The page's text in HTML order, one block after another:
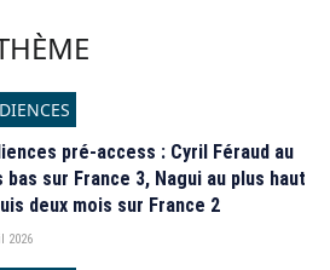
pré-access : Cyril Féraud au
bas sur France 3, Nagui au plus haut
deux mois sur France 2
2026